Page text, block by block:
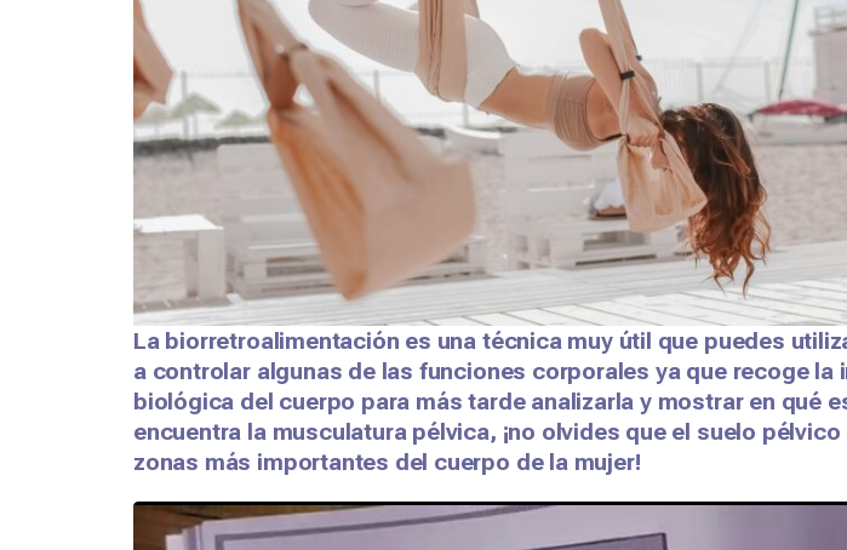
La biorretroalimentación es una técnica muy útil que puedes
a controlar algunas de las funciones corporales ya que recoge la
biológica del cuerpo para más tarde analizarla y mostrar en qué
encuentra la musculatura pélvica, ¡no olvides que el suelo pélvico
zonas más importantes del cuerpo de la mujer!